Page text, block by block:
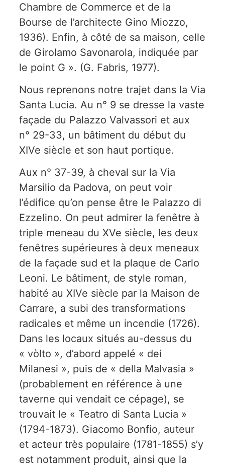
Chambre de Commerce et de la
Bourse de l’architecte Gino Miozzo,
1936). Enfin, à côté de sa maison, celle
de Girolamo Savonarola, indiquée par
le point G ». (G. Fabris, 1977).
Nous reprenons notre trajet dans la Via
Santa Lucia. Au n° 9 se dresse la vaste
façade du Palazzo Valvassori et aux
n° 29-33, un bâtiment du début du
XIVe siècle et son haut portique.
Aux n° 37-39, à cheval sur la Via
Marsilio da Padova, on peut voir
l’édifice qu’on pense être le Palazzo di
Ezzelino. On peut admirer la fenêtre à
triple meneau du XVe siècle, les deux
fenêtres supérieures à deux meneaux
de la façade sud et la plaque de Carlo
Leoni. Le bâtiment, de style roman,
habité au XIVe siècle par la Maison de
Carrare, a subi des transformations
radicales et même un incendie (1726).
Dans les locaux situés au-dessus du
« vòlto », d’abord appelé « dei
Milanesi », puis de « della Malvasia »
(probablement en référence à une
taverne qui vendait ce cépage), se
trouvait le « Teatro di Santa Lucia »
(1794-1873). Giacomo Bonfio, auteur
et acteur très populaire (1781-1855) s’y
est notamment produit, ainsi que la